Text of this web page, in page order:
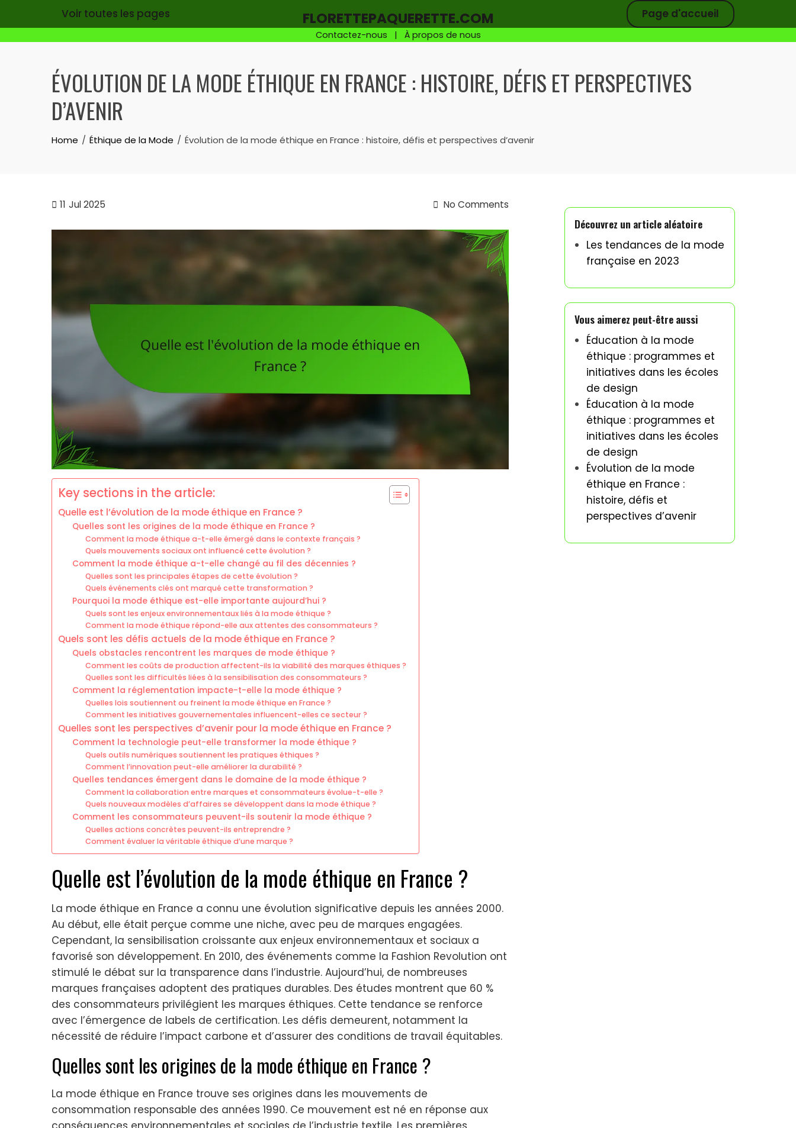
Voir toutes les pages FLORETTEPAQUERETTE.COM Page d'accueil
Contactez-nous | À propos de nous
ÉVOLUTION DE LA MODE ÉTHIQUE EN FRANCE : HISTOIRE, DÉFIS ET PERSPECTIVES
D’AVENIR
Home Éthique de la Mode Évolution de la mode éthique en France : histoire, défis et perspectives d’avenir
11 Jul 2025 No Comments
Key sections in the article:
Quelle est l’évolution de la mode éthique en France ?
Quelles sont les origines de la mode éthique en France ?
Comment la mode éthique a-t-elle émergé dans le contexte français ?
Quels mouvements sociaux ont influencé cette évolution ?
Comment la mode éthique a-t-elle changé au fil des décennies ?
Quelles sont les principales étapes de cette évolution ?
Quels événements clés ont marqué cette transformation ?
Pourquoi la mode éthique est-elle importante aujourd’hui ?
Quels sont les enjeux environnementaux liés à la mode éthique ?
Comment la mode éthique répond-elle aux attentes des consommateurs ?
Quels sont les défis actuels de la mode éthique en France ?
Quels obstacles rencontrent les marques de mode éthique ?
Comment les coûts de production affectent-ils la viabilité des marques éthiques ?
Quelles sont les difficultés liées à la sensibilisation des consommateurs ?
Comment la réglementation impacte-t-elle la mode éthique ?
Quelles lois soutiennent ou freinent la mode éthique en France ?
Comment les initiatives gouvernementales influencent-elles ce secteur ?
Quelles sont les perspectives d’avenir pour la mode éthique en France ?
Comment la technologie peut-elle transformer la mode éthique ?
Quels outils numériques soutiennent les pratiques éthiques ?
Comment l’innovation peut-elle améliorer la durabilité ?
Quelles tendances émergent dans le domaine de la mode éthique ?
Comment la collaboration entre marques et consommateurs évolue-t-elle ?
Quels nouveaux modèles d’affaires se développent dans la mode éthique ?
Comment les consommateurs peuvent-ils soutenir la mode éthique ?
Quelles actions concrètes peuvent-ils entreprendre ?
Comment évaluer la véritable éthique d’une marque ?
Quelle est l’évolution de la mode éthique en France ?
La mode éthique en France a connu une évolution significative depuis les années 2000.
Au début, elle était perçue comme une niche, avec peu de marques engagées.
Cependant, la sensibilisation croissante aux enjeux environnementaux et sociaux a
favorisé son développement. En 2010, des événements comme la Fashion Revolution ont
stimulé le débat sur la transparence dans l’industrie. Aujourd’hui, de nombreuses
marques françaises adoptent des pratiques durables. Des études montrent que 60 %
des consommateurs privilégient les marques éthiques. Cette tendance se renforce
avec l’émergence de labels de certification. Les défis demeurent, notamment la
nécessité de réduire l’impact carbone et d’assurer des conditions de travail équitables.
Quelles sont les origines de la mode éthique en France ?
La mode éthique en France trouve ses origines dans les mouvements de
consommation responsable des années 1990. Ce mouvement est né en réponse aux
Découvrez un article aléatoire
Les tendances de la mode
française en 2023
Vous aimerez peut-être aussi
Éducation à la mode
éthique : programmes et
initiatives dans les écoles
de design
Éducation à la mode
éthique : programmes et
initiatives dans les écoles
de design
Évolution de la mode
éthique en France :
histoire, défis et
perspectives d’avenir